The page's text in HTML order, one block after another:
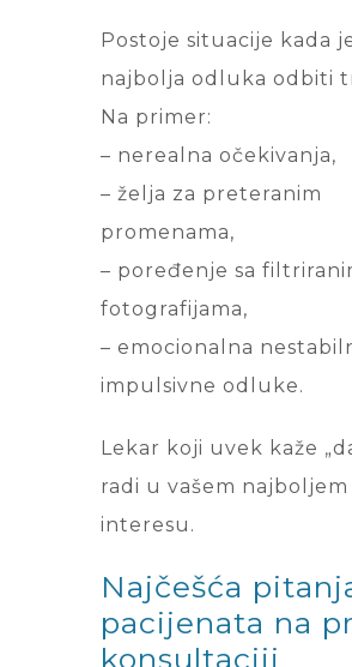
Postoje situacije kada
najbolja odluka odbiti
Na primer:
– nerealna očekivanja,
– želja za preteranim
promenama,
– poređenje sa
fotografijama,
– emocionalna
impulsivne odluke.
Lekar koji uvek kaže
radi u vašem najboljem
interesu.
Najčešća
pacijenata na
konsultaciji